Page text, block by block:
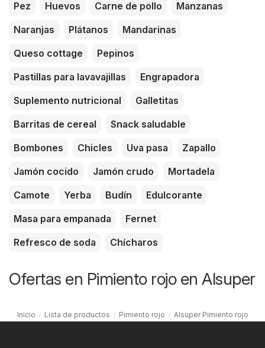
Pez Huevos Carne de pollo
Manzanas
Naranjas
Plátanos
Mandarinas
Queso cottage
Pepinos
Pastillas para lavavajillas
Engrapadora
Suplemento nutricional
Galletitas
Barritas de cereal
Snack saludable
Bombones
Chicles Uva pasa
Zapallo
Jamón cocido
Jamón crudo
Mortadela
Camote
Yerba Budín
Edulcorante
Masa para empanada
Fernet
Refresco de soda
Chícharos
Ofertas en Pimiento rojo en Alsuper
Inicio Lista de productos Pimiento rojo Alsuper Pimiento rojo